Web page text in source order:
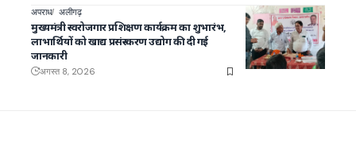
अपराध अलीगढ़
मुख्यमंत्री स्वरोजगार प्रशिक्षण कार्यक्रम का शुभारंभ,
लाभार्थियों को खाद्य प्रसंस्करण उद्योग की दी गई
जानकारी
अगस्त 8, 2026